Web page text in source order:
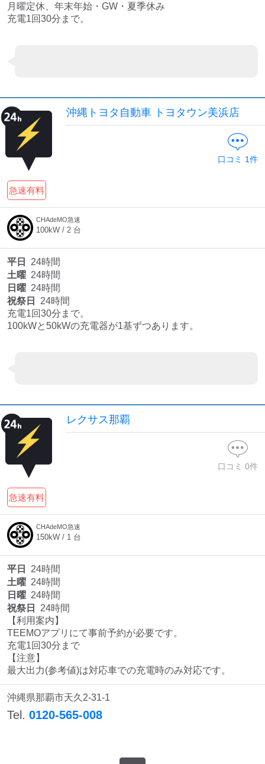
車種
月曜定休、年末年始・GW・夏季休み
充電1回30分まで。
沖縄トヨタ自動車 トヨタウン美浜店
急速有料
口コミ 1件
CHAdeMO急速
100kW / 2 台
平日
24時間
土曜 24時間
日曜 24時間
祝祭日
24時間
充電1回30分まで。
100kWと50kWの充電器が1基ずつあります。
レクサス那覇
急速有料
口コミ 0件
CHAdeMO急速
150kW / 1 台
平日
24時間
土曜 24時間
日曜 24時間
祝祭日
24時間
【利用案内】
TEEMOアプリにて事前予約が必要です。
充電1回30分まで
【注意】
最大出力(参考値)は対応車での充電時のみ対応です。
沖縄県那覇市天久2-31-1
Tel. 0120-565-008